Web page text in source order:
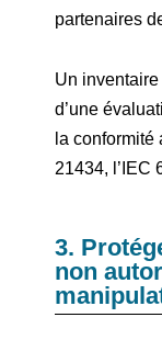
partenaires
Un
d’une
la conformité
21434, l’IEC
3.
non